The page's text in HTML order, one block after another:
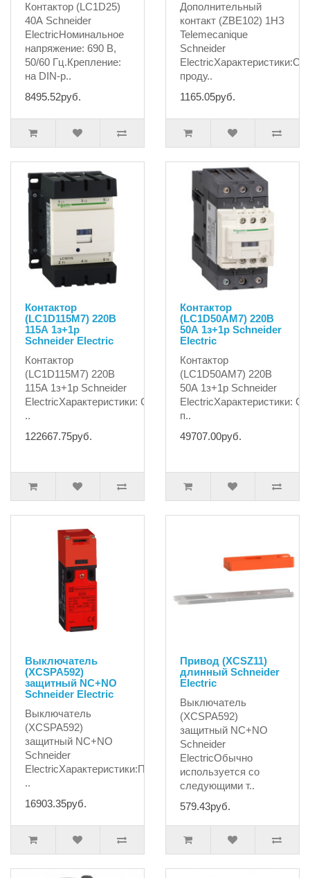
Контактор (LC1D25)
40А Schneider
ElectricНоминальное
напряжение: 690 В,
50/60 Гц.Крепление:
на DIN-р..
8495.52руб.
Дополнительный
контакт (ZBE102) 1НЗ
Telemecanique
Schneider
проду..
1165.05руб.
Контактор
(LC1D115M7) 220В
115А 1з+1р
Schneider Electric
Контактор
(LC1D115M7) 220В
115А 1з+1р Schneider
ElectricХарактеристики: СерияTeSysНаименование
..
122667.75руб.
Контактор
(LC1D50AM7) 220В
50А 1з+1р Schneider
Electric
Контактор
(LC1D50AM7) 220В
50А 1з+1р Schneider
ElectricХарактеристики:
п..
49707.00руб.
Выключатель
(XCSPA592)
защитный NC+NO
Schneider Electric
Выключатель
(XCSPA592)
защитный NC+NO
Schneider
ElectricХарактеристики:Производитель
..
16903.35руб.
Привод (XCSZ11)
длинный Schneider
Electric
Выключатель
(XCSPA592)
защитный NC+NO
Schneider
ElectricОбычно
используется со
следующими т..
579.43руб.